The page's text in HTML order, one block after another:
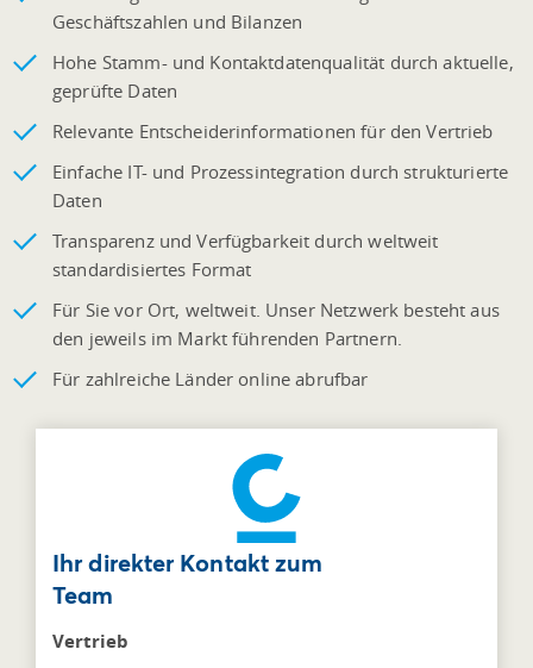
Geschäftszahlen und Bilanzen
Hohe Stamm- und Kontaktdatenqualität durch aktuelle,
geprüfte Daten
Relevante Entscheiderinformationen für den Vertrieb
Einfache IT- und Prozessintegration durch strukturierte
Daten
Transparenz und Verfügbarkeit durch weltweit
standardisiertes Format
Für Sie vor Ort, weltweit. Unser Netzwerk besteht aus
den jeweils im Markt führenden Partnern.
Für zahlreiche Länder online abrufbar
Ihr direkter Kontakt zum
Team
Vertrieb